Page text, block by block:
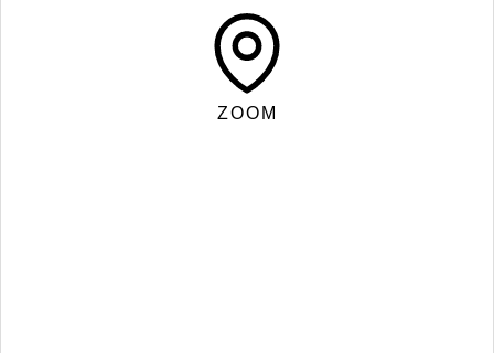
ZOOM